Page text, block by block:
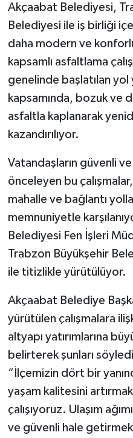
Akçaabat Belediyesi,
Belediyesi ile iş birliği
daha modern ve
kapsamlı asfaltlama
genelinde başlatılan
kapsamında, bozuk ve
asfaltla kaplanarak
kazandırılıyor.
Vatandaşların güvenli ve
önceleyen bu
mahalle ve bağlantı
memnuniyetle
Belediyesi Fen İşleri
Trabzon Büyükşehir
ile titizlikle yürütülüyor.
Akçaabat Belediye
yürütülen çalışmalara
altyapı yatırımlarına
belirterek şunları
“İlçemizin dört bir
yaşam kalitesini
çalışıyoruz. Ulaşım
ve güvenli hale getirmek